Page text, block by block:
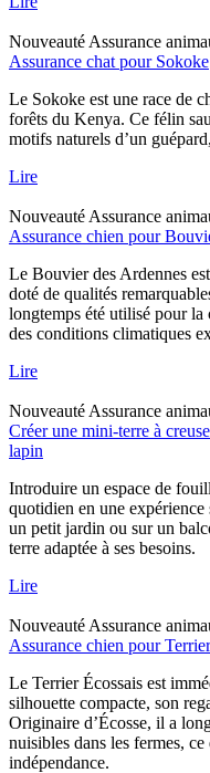
Nouveauté Assurance
Assurance chat pour Sokoke
Le Sokoke est une race de
forêts du Kenya. Ce félin
motifs naturels d’un
Lire
Nouveauté Assurance
Assurance chien pour
Le Bouvier des Ardennes
doté de qualités
longtemps été utilisé pour la
des conditions climatiques
Lire
Nouveauté Assurance
Créer une mini-terre à
lapin
Introduire un espace de
quotidien en une
un petit jardin ou sur un
terre adaptée à ses besoins.
Lire
Nouveauté Assurance
Assurance chien pour
Le Terrier Écossais est
silhouette compacte, son
Originaire d’Écosse, il a
nuisibles dans les fermes,
indépendance.